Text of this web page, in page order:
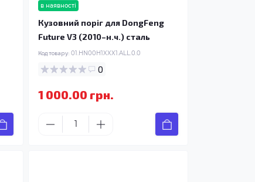
в наявності
Кузовний поріг для DongFeng
Future V3 (2010–н.ч.) сталь
Код товару: 01.HN00H1XXX1.ALL.0.0
0
1 000.00 грн.